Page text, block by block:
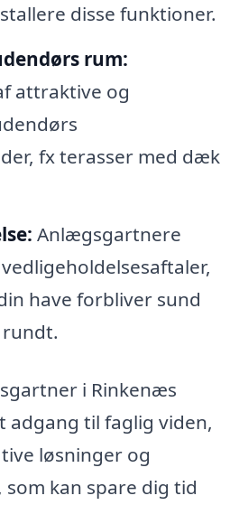
disse funktioner.
rum:
attraktive og
fx terasser med dæk
Anlægsgartnere
have forbliver sund
i Rinkenæs
adgang til faglig viden,
løsninger og
kan spare dig tid